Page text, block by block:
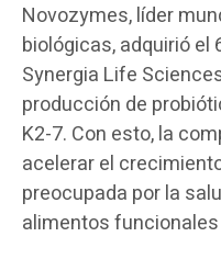
Novozymes, líder
biológicas, adquirió el
Synergia Life
producción de
K2-7. Con esto, la
acelerar el
preocupada por la
alimentos